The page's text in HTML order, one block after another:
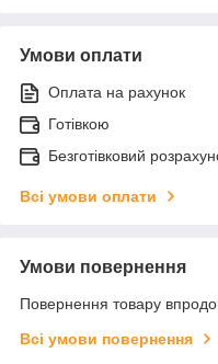
Умови оплати
Оплата на рахунок
Готівкою
Безготівковий
Всі умови оплати
Умови повернення
Повернення товару
Всі умови повернення